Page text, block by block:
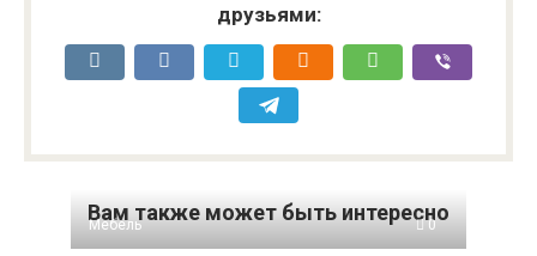
друзьями:
Вам также может быть интересно
Мебель 0